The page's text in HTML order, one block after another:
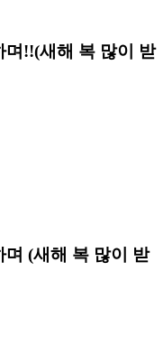
며!!(새해 복 많이 받
며 (새해 복 많이 받